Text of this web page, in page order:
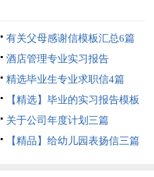
有关父母感谢信模板汇总6篇
酒店管理专业实习报告
精选毕业生专业求职信4篇
【精选】毕业的实习报告模板
合集5篇
关于公司年度计划三篇
【精品】给幼儿园表扬信三篇